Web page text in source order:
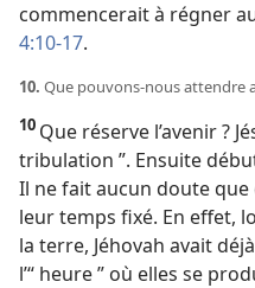
commencerait à régner
4:10-17.
10. Que pouvons-​nous attendre
10 Que réserve l’avenir ?
tribulation ”. Ensuite
Il ne fait aucun doute
leur temps fixé. En effet,
la terre, Jéhovah avait
l’“ heure ” où elles se